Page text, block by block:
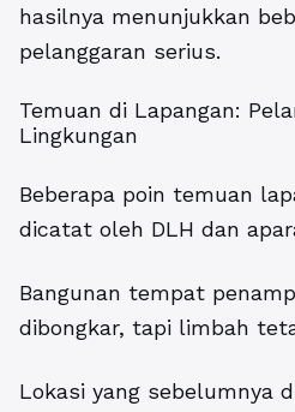
hasilnya menunjukkan
pelanggaran serius.
Temuan di Lapangan:
Lingkungan
Beberapa poin temuan
dicatat oleh DLH dan
Bangunan tempat
dibongkar, tapi limbah
Lokasi yang sebelumnya